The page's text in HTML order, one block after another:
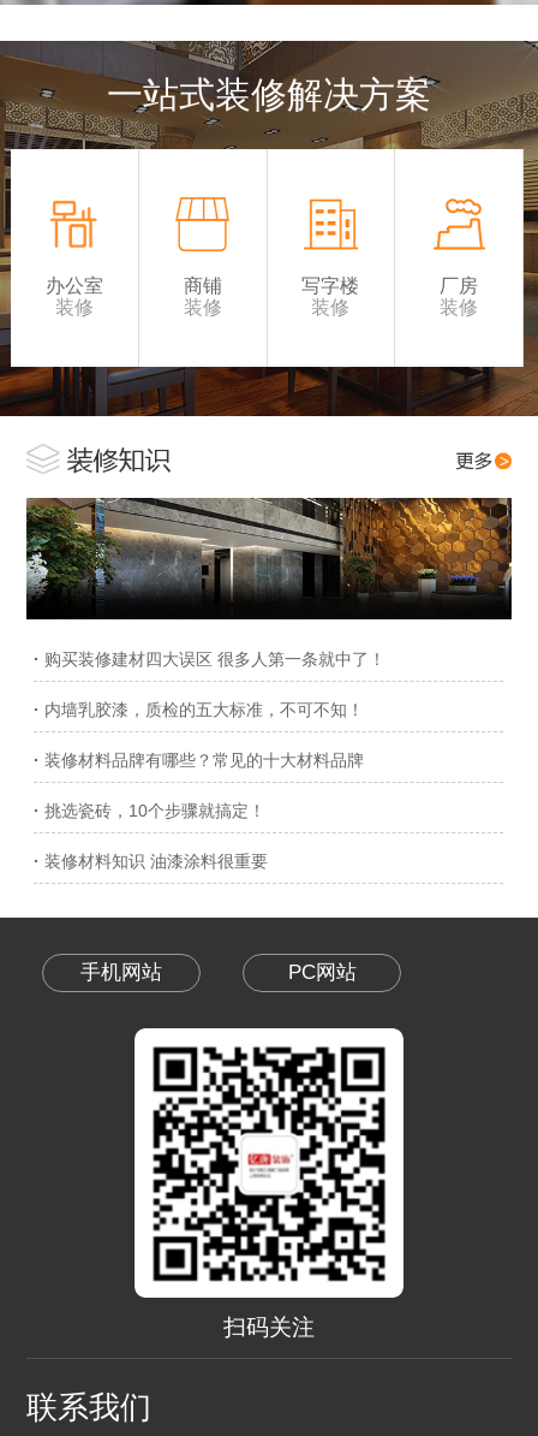
一站式装修解决方案
办公室
装修
商铺
装修
写字楼
装修
厂房
装修
· 购买装修建材四大误区 很多人第一条就中了！
· 内墙乳胶漆，质检的五大标准，不可不知！
· 装修材料品牌有哪些？常见的十大材料品牌
· 挑选瓷砖，10个步骤就搞定！
· 装修材料知识 油漆涂料很重要
手机网站 PC网站
扫码关注
联系我们